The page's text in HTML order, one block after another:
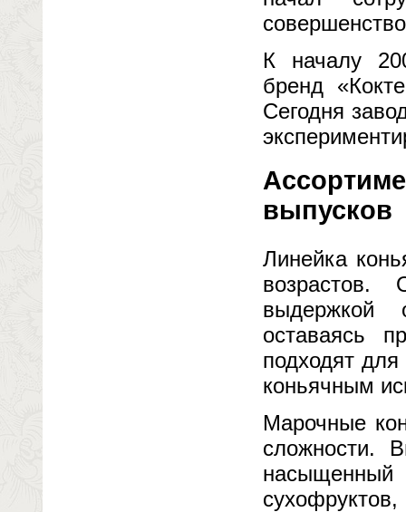
К началу
бренд
Сегодня
выпусков
Линейка
возрастов.
выдержкой
оставаясь
подходят
коньячным
Марочные
сложности.